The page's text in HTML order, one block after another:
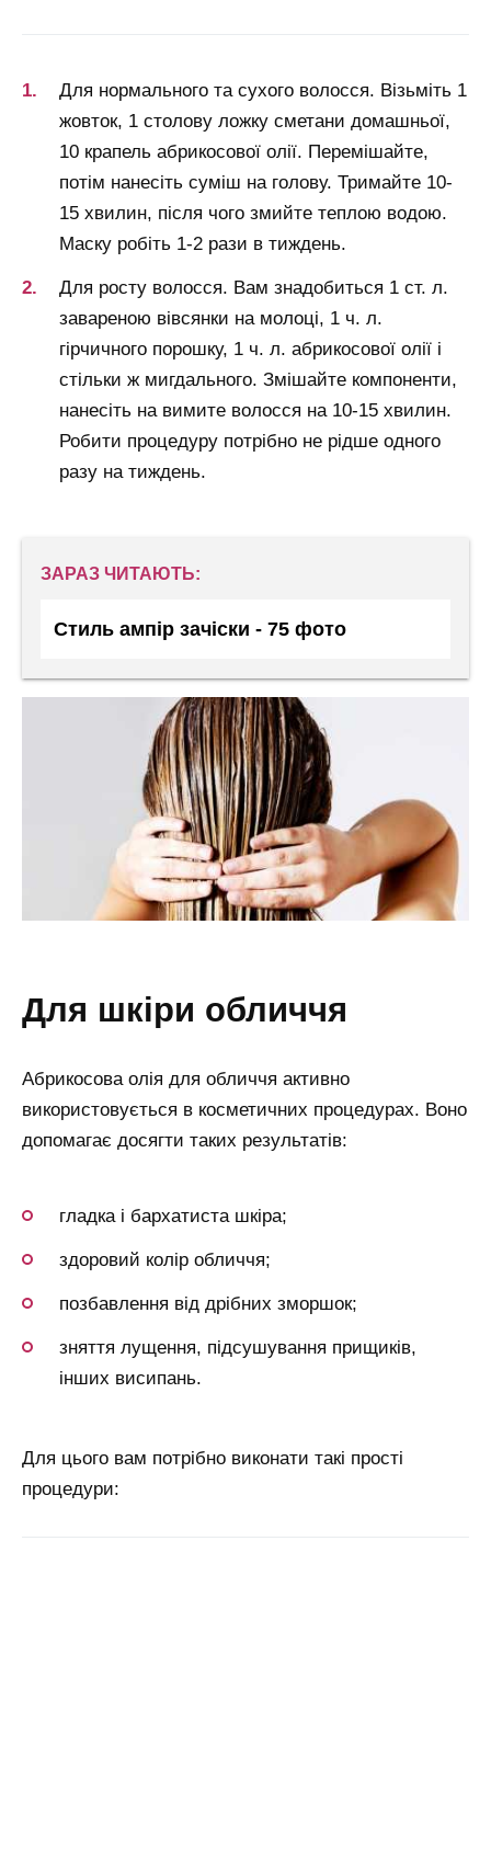
Для нормального та сухого волосся. Візьміть 1
жовток, 1 столову ложку сметани домашньої,
10 крапель абрикосової олії. Перемішайте,
потім нанесіть суміш на голову. Тримайте 10-
15 хвилин, після чого змийте теплою водою.
Маску робіть 1-2 рази в тиждень.
Для росту волосся. Вам знадобиться 1 ст. л.
завареною вівсянки на молоці, 1 ч. л.
гірчичного порошку, 1 ч. л. абрикосової олії і
стільки ж мигдального. Змішайте компоненти,
нанесіть на вимите волосся на 10-15 хвилин.
Робити процедуру потрібно не рідше одного
разу на тиждень.
ЗАРАЗ ЧИТАЮТЬ:
Стиль ампір зачіски - 75 фото
для шкіри обличчя
Абрикосова олія для обличчя активно
використовується в косметичних процедурах. Воно
допомагає досягти таких результатів:
гладка і бархатиста шкіра;
здоровий колір обличчя;
позбавлення від дрібних зморшок;
зняття лущення, підсушування прищиків,
інших висипань.
Для цього вам потрібно виконати такі прості
процедури: